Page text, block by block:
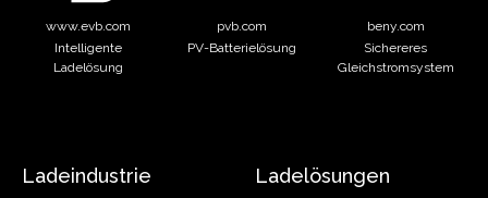
www.evb.com
Intelligente
Ladelösung
pvb.com
PV-Batterielösung
beny.com
Sichereres
Gleichstromsystem
Ladeindustrie Ladelösungen